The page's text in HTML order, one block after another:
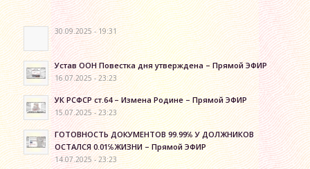
30.09.2025 - 19:31
Устав ООН Повестка дня утверждена – Прямой ЭФИР
16.07.2025 - 23:23
УК РСФСР ст.64 – Измена Родине – Прямой ЭФИР
15.07.2025 - 23:23
ГОТОВНОСТЬ ДОКУМЕНТОВ 99.99℅ У ДОЛЖНИКОВ
ОСТАЛСЯ 0.01℅ЖИЗНИ – Прямой ЭФИР
14.07.2025 - 23:23